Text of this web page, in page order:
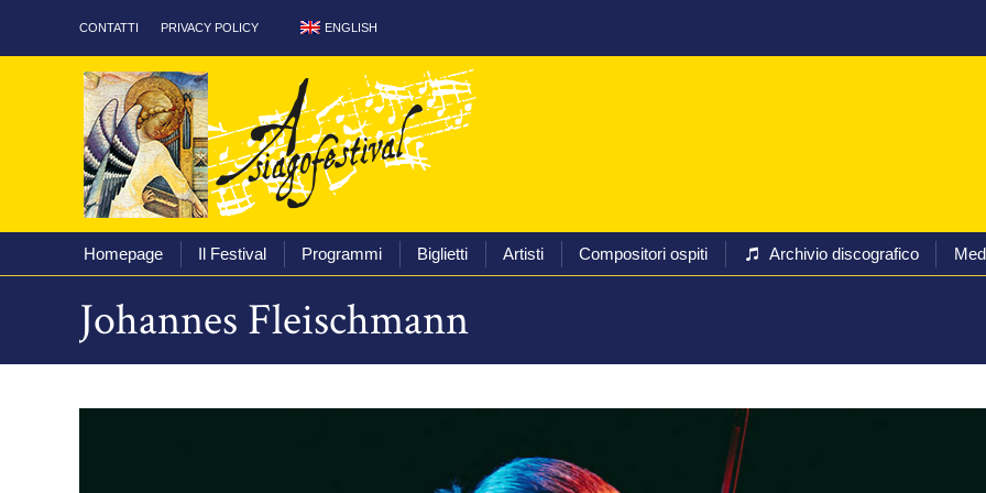
CONTATTI PRIVACY POLICY ENGLISH
Homepage Il Festival Programmi Biglietti Artisti Compositori ospiti Archivio discografico
Johannes Fleischmann
Homepage